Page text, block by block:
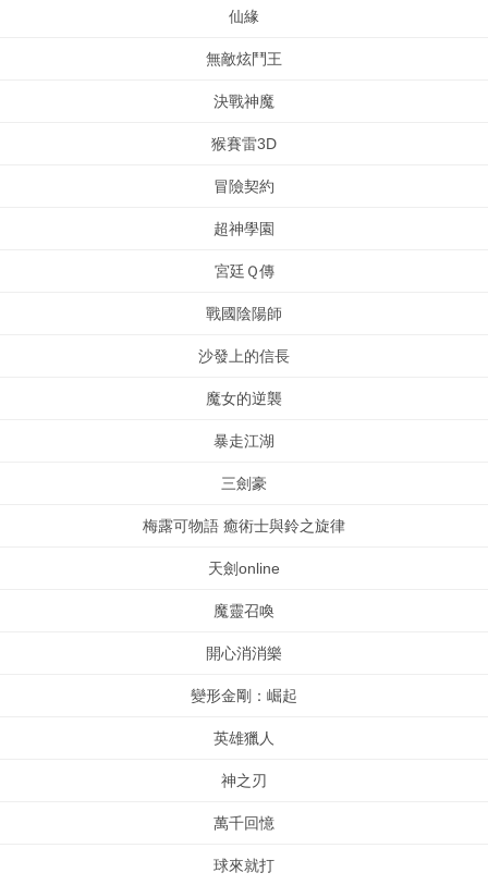
仙緣
無敵炫鬥王
決戰神魔
猴賽雷3D
冒險契約
超神學園
宮廷Ｑ傳
戰國陰陽師
沙發上的信長
魔女的逆襲
暴走江湖
三劍豪
梅露可物語 癒術士與鈴之旋律
天劍online
魔靈召喚
開心消消樂
變形金剛：崛起
英雄獵人
神之刃
萬千回憶
球來就打